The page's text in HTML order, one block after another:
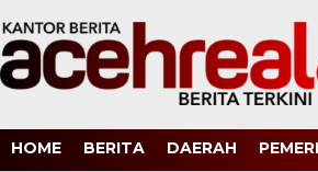
HOME BERITA DAERAH